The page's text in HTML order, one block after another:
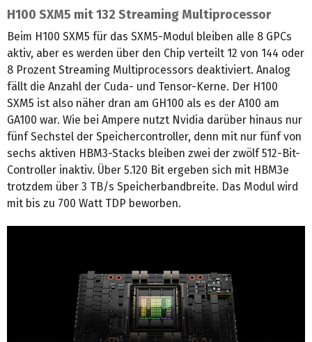
H100 SXM5 mit 132 Streaming Multiprocessor
Beim H100 SXM5 für das SXM5-Modul bleiben alle 8 GPCs
aktiv, aber es werden über den Chip verteilt 12 von 144 oder
8 Prozent Streaming Multiprocessors deaktiviert. Analog
fällt die Anzahl der Cuda- und Tensor-Kerne. Der H100
SXM5 ist also näher dran am GH100 als es der A100 am
GA100 war. Wie bei Ampere nutzt Nvidia darüber hinaus nur
fünf Sechstel der Speichercontroller, denn mit nur fünf von
sechs aktiven HBM3-Stacks bleiben zwei der zwölf 512-Bit-
Controller inaktiv. Über 5.120 Bit ergeben sich mit HBM3e
trotzdem über 3 TB/s Speicherbandbreite. Das Modul wird
mit bis zu 700 Watt TDP beworben.